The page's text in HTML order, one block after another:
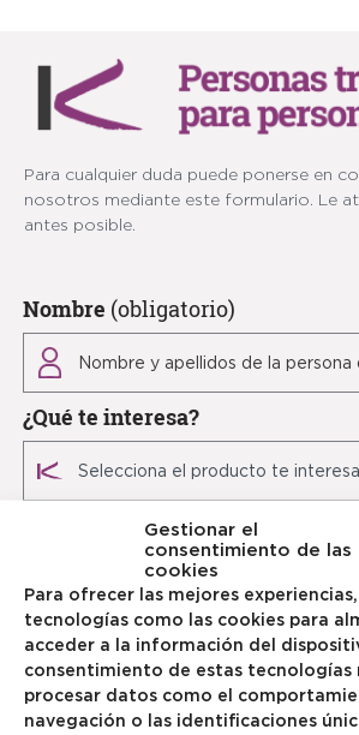
Gestionar el
consentimiento de las
cookies
Para ofrecer las mejores
tecnologías como las cookies para
acceder a la información del
consentimiento de estas tecnologías
procesar datos como el
navegación o las identificaciones
Para cualquier duda puede ponerse en
nosotros mediante este formulario. Le
antes posible.
Nombre (obligatorio)
¿Qué te interesa?
Teléfono(obligatorio)